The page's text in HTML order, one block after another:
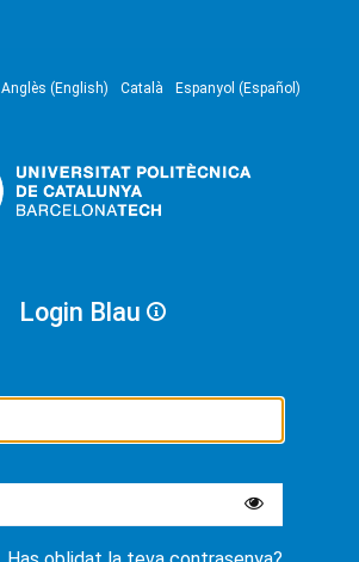
Anglès (English) Català Espanyol (Español)
Login Blau